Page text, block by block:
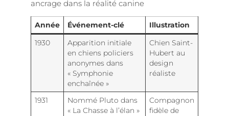
ancrage dans la réalité canine
Année Événement-clé Illustration
1930
Apparition initiale
en chiens policiers
anonymes dans
« Symphonie
enchaînée »
Chien Saint-
Hubert au
design
réaliste
1931
Nommé Pluto dans
« La Chasse à l’élan »
Compagnon
fidèle de